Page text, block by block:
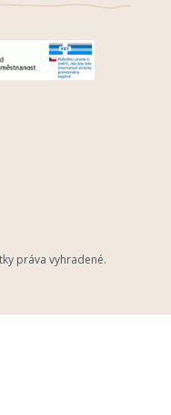
práva vyhradené.